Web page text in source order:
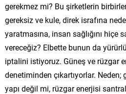
gerekmez mi? Bu şirketlerin
gereksiz ve kule, direk israfına
yaratmasına, insan sağlığını hiçe
vereceğiz? Elbette bunun da
iptalini istiyoruz. Güneş ve rüzgar
denetiminden çıkartıyorlar.
yapı değil mi, rüzgar enerjisi